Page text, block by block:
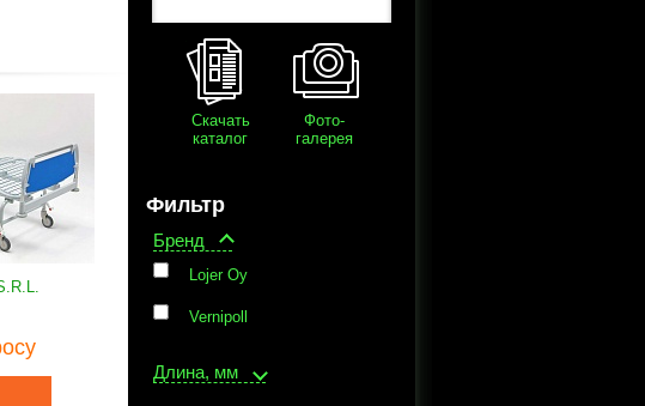
Скачать
каталог
Фото-
галерея
Фильтр
Бренд
Lojer Oy
Vernipoll
Длина, мм